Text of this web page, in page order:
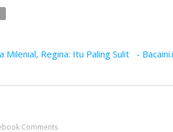
Milenial, Regina: Itu Paling Sulit -
Comments